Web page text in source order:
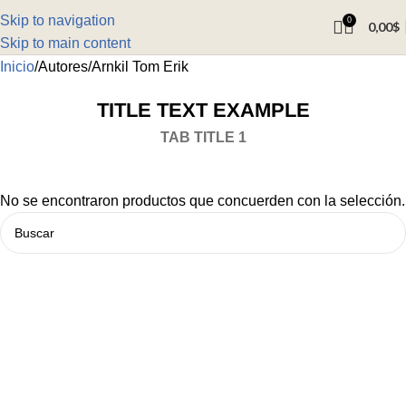
Skip to navigation
Skip to main content
0 0,00$
Inicio Autores Arnkil Tom Erik
TITLE TEXT EXAMPLE
TAB TITLE 1
No se encontraron productos que concuerden con la selección.